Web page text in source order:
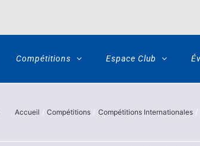
Compétitions Espace Club
Accueil Compétitions Compétitions Internationales